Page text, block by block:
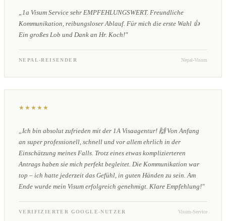
„1a Visum Service sehr EMPFEHLUNGSWERT. Freundliche
Kommunikation, reibungsloser Ablauf. Für mich die erste Wahl 👍
Ein großes Lob und Dank an Hr. Koch!"
NEPAL-REISENDER Nepal-Visum
★★★★★
„Ich bin absolut zufrieden mit der 1A Visaagentur! 🙌 Von Anfang
an super professionell, schnell und vor allem ehrlich in der
Einschätzung meines Falls. Trotz eines etwas komplizierteren
Antrags haben sie mich perfekt begleitet. Die Kommunikation war
top – ich hatte jederzeit das Gefühl, in guten Händen zu sein. Am
Ende wurde mein Visum erfolgreich genehmigt. Klare Empfehlung!"
VERIFIZIERTER GOOGLE-NUTZER Visum-Service